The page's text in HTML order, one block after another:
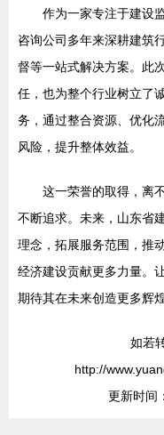
作为一家专注于建设
咨询公司多年来深耕建筑
督等一站式解决方案。此
任，也为整个行业树立了
务，通过整合资源、优化
风险，提升整体效益。
这一荣誉的取得，离
不断追求。未来，山东省
理念，拓展服务范围，推
经济建设贡献更多力量。
期待其在未来创造更多辉煌
如若
http://
更新时间